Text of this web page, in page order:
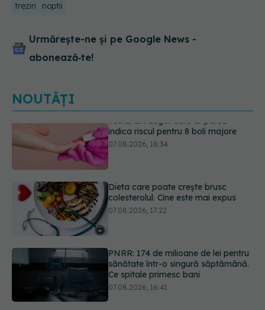
treziri
noptii
Urmărește-ne și pe Google News -
abonează‑te!
NOUTĂȚI
Dieta care poate crește brusc
colesterolul. Cine este mai expus
PNRR: 174 de milioane de lei pentru
sănătate într-o singură săptămână.
Cât durează simptomele
menopauzei?